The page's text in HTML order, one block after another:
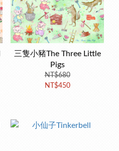
三隻小豬The Three Little
Pigs
NT$680
NT$450